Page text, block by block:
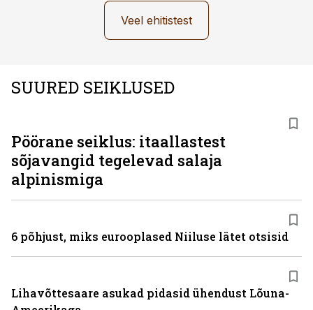
Veel ehitistest
SUURED SEIKLUSED
Pöörane seiklus: itaallastest
sõjavangid tegelevad salaja
alpinismiga
6 põhjust, miks eurooplased Niiluse lätet otsisid
Lihavõttesaare asukad pidasid ühendust Lõuna-